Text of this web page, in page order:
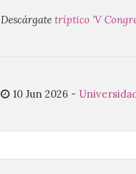
Descárgate tríptico ‘V
10 Jun 2026 -